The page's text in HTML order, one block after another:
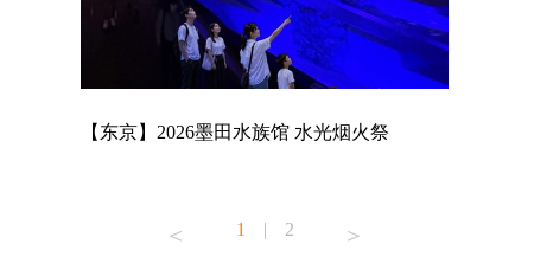
【东京】2026墨田水族馆 水光烟火祭
1 | 2